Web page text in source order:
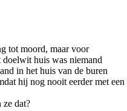
tot moord, maar voor
huis was niemand
in het huis van de buren
hij nog nooit eerder met een
ze dat?